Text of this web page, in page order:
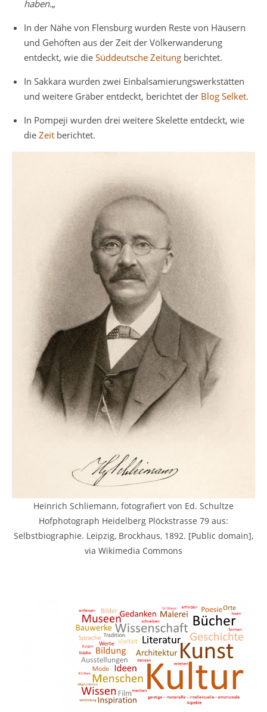
haben.„
In der Nähe von Flensburg wurden Reste von Häusern
und Gehöften aus der Zeit der Völkerwanderung
entdeckt, wie die Süddeutsche Zeitung berichtet.
In Sakkara wurden zwei Einbalsamierungswerkstätten
und weitere Gräber entdeckt, berichtet der Blog Selket.
In Pompeji wurden drei weitere Skelette entdeckt, wie
die Zeit berichtet.
Heinrich Schliemann, fotografiert von Ed. Schultze
Hofphotograph Heidelberg Plöckstrasse 79 aus:
Selbstbiographie. Leipzig, Brockhaus, 1892. [Public domain],
via Wikimedia Commons